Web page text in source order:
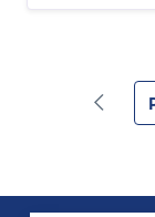
Pagina